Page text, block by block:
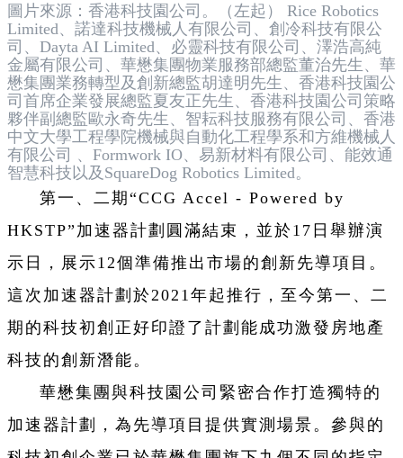
圖片來源：香港科技園公司。（左起） Rice Robotics
Limited、諾達科技機械人有限公司、創冷科技有限公
司、Dayta AI Limited、必靈科技有限公司、澤浩高純
金屬有限公司、華懋集團物業服務部總監董治先生、華
懋集團業務轉型及創新總監胡達明先生、香港科技園公
司首席企業發展總監夏友正先生、香港科技園公司策略
夥伴副總監歐永奇先生、智耘科技服務有限公司、香港
中文大學工程學院機械與自動化工程學系和方維機械人
有限公司 、Formwork IO、易新材料有限公司、能效通
智慧科技以及SquareDog Robotics Limited。
第一、二期“CCG Accel - Powered by
HKSTP”加速器計劃圓滿結束，並於17日舉辦演
示日，展示12個準備推出市場的創新先導項目。
這次加速器計劃於2021年起推行，至今第一、二
期的科技初創正好印證了計劃能成功激發房地產
科技的創新潛能。
華懋集團與科技園公司緊密合作打造獨特的
加速器計劃，為先導項目提供實測場景。參與的